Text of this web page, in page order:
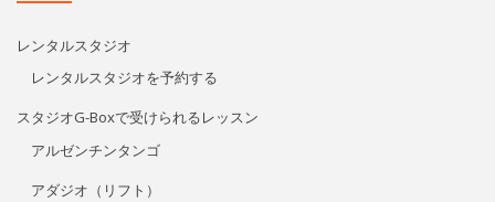
レンタルスタジオ
レンタルスタジオを予約する
スタジオG-Boxで受けられるレッスン
アルゼンチンタンゴ
アダジオ（リフト）